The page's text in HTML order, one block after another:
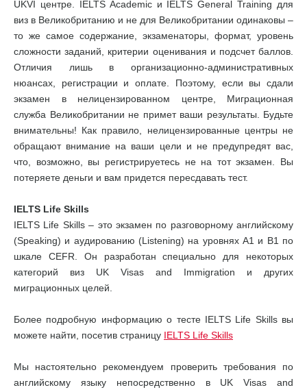
UKVI центре. IELTS Academic и IELTS General Training для
виз в Великобританию и не для Великобритании одинаковы –
то же самое содержание, экзаменаторы, формат, уровень
сложности заданий, критерии оценивания и подсчет баллов.
Отличия лишь в организационно-административных
нюансах, регистрации и оплате. Поэтому, если вы сдали
экзамен в нелицензированном центре, Миграционная
служба Великобритании не примет ваши результаты. Будьте
внимательны! Как правило, нелицензированные центры не
обращают внимание на ваши цели и не предупредят вас,
что, возможно, вы регистрируетесь не на тот экзамен. Вы
потеряете деньги и вам придется пересдавать тест.
IELTS Life Skills
IELTS Life Skills – это экзамен по разговорному английскому
(Speaking) и аудированию (Listening) на уровнях А1 и В1 по
шкале CEFR. Он разработан специально для некоторых
категорий виз UK Visas and Immigration и других
миграционных целей.
Более подробную информацию о тесте IELTS Life Skills вы
можете найти, посетив страницу IELTS Life Skills
Мы настоятельно рекомендуем проверить требования по
английскому языку непосредственно в UK Visas and